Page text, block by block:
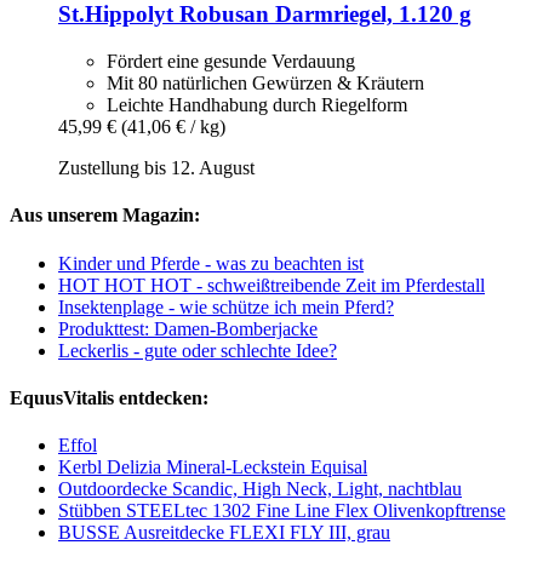
St.HippolytRobusan Darmriegel, 1.120 g
Fördert eine gesunde Verdauung
Mit 80 natürlichen Gewürzen & Kräutern
Leichte Handhabung durch Riegelform
45,99 € (41,06 € / kg)
Zustellung bis 12. August
Aus unserem Magazin:
Kinder und Pferde - was zu beachten ist
HOT HOT HOT - schweißtreibende Zeit im Pferdestall
Insektenplage - wie schütze ich mein Pferd?
Produkttest: Damen-Bomberjacke
Leckerlis - gute oder schlechte Idee?
EquusVitalis entdecken:
Effol
Kerbl Delizia Mineral-Leckstein Equisal
Outdoordecke Scandic, High Neck, Light, nachtblau
Stübben STEELtec 1302 Fine Line Flex Olivenkopftrense
BUSSE Ausreitdecke FLEXI FLY III, grau